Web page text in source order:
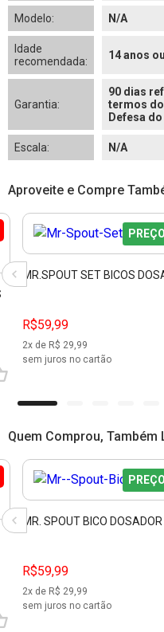
Modelo: N/A
Idade
recomendada:
14 anos
Garantia:
90 dias
termos
Defesa
Escala: N/A
Aproveite e Compre
MR.SPOUT SET BICOS
R$59,99
2x de R$ 29,99
sem juros no cartão
Quem Comprou, Também
MR. SPOUT BICO
R$59,99
2x de R$ 29,99
sem juros no cartão